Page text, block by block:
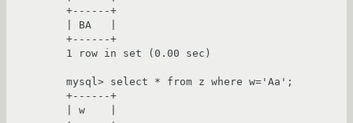
+------+
| ВА   |
+------+
1 row in set (0.00 sec)
mysql> select * from z where w='Aa';
+------+
| w    |